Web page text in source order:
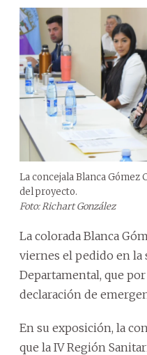
La concejala Blanca Gómez
del proyecto.
Foto: Richart González
La colorada Blanca
viernes el pedido en la
Departamental, que
declaración de
En su exposición, la
que la IV Región